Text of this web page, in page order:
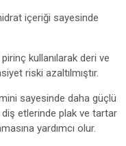
içeriği sayesinde
kullanılarak deri ve
riski azaltılmıştır.
sayesinde daha güçlü
etlerinde plak ve tartar
yardımcı olur.